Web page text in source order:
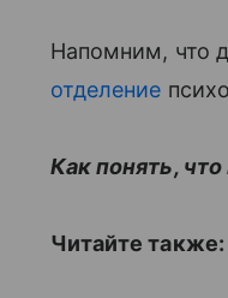
Напомним, что
отделение
Как понять, что
Читайте также: